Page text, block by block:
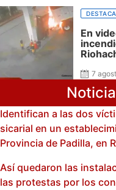
En
7
Identifican a las dos
sicarial en un
Provincia de Padilla, en
Así quedaron las
las protestas por los